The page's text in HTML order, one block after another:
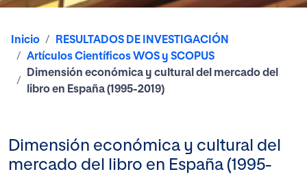
Inicio
RESULTADOS DE INVESTIGACIÓN
Artículos Científicos WOS y SCOPUS
Dimensión económica y cultural del mercado del
libro en España (1995-2019)
Dimensión económica y cultural del
mercado del libro en España (1995-